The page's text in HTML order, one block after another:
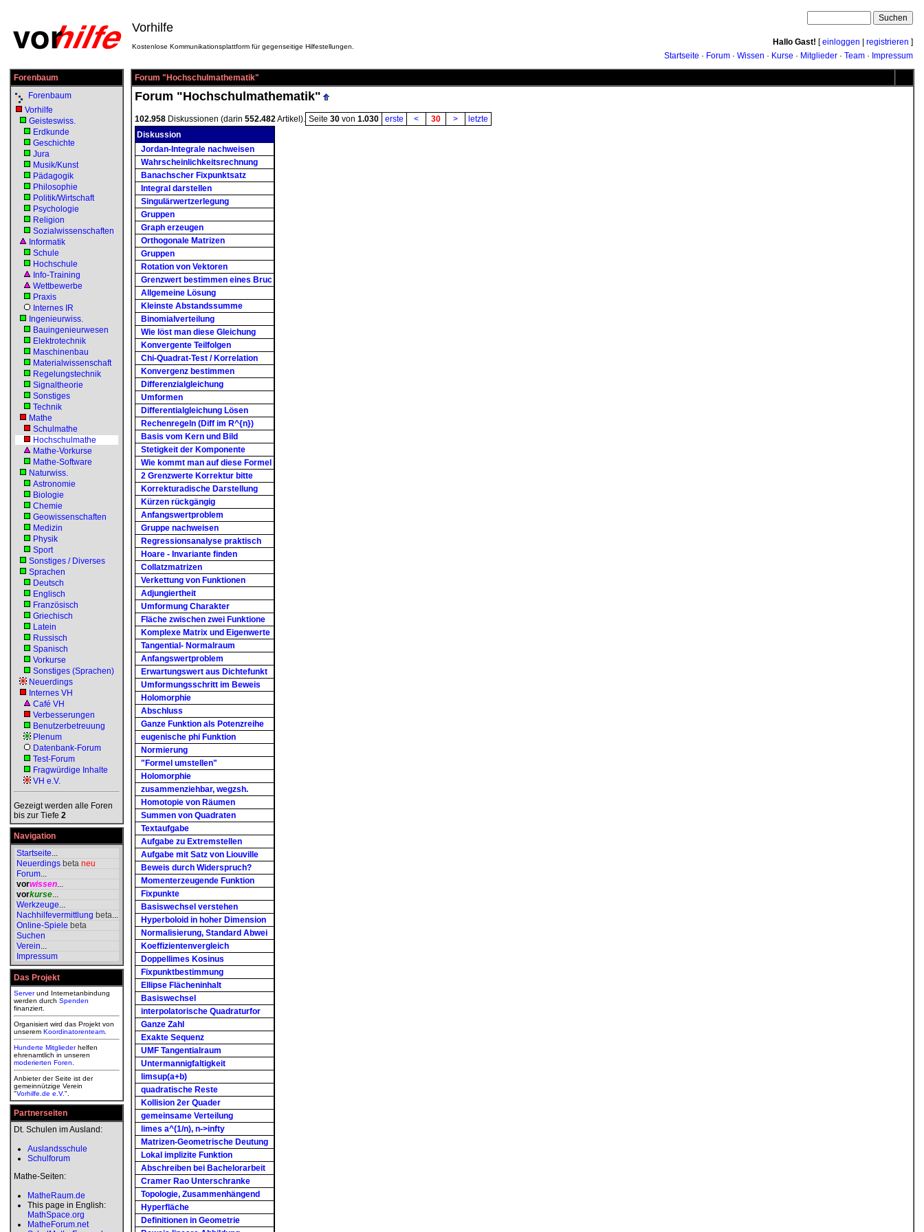
Vorhilfe
Kostenlose Kommunikationsplattform für gegenseitige Hilfestellungen. Hallo Gast! [einloggen registrieren ]
Startseite · Forum · Wissen · Kurse · Mitglieder · Team · Impressum
Forenbaum
Forenbaum
Vorhilfe
Geisteswiss.
Erdkunde
Geschichte
Jura
Musik/Kunst
Pädagogik
Philosophie
Politik/Wirtschaft
Psychologie
Religion
Sozialwissenschaften
Informatik
Schule
Hochschule
Info-Training
Wettbewerbe
Praxis
Internes IR
Ingenieurwiss.
Bauingenieurwesen
Elektrotechnik
Maschinenbau
Materialwissenschaft
Regelungstechnik
Signaltheorie
Sonstiges
Technik
Mathe
Schulmathe
Hochschulmathe
Mathe-Vorkurse
Mathe-Software
Naturwiss.
Astronomie
Biologie
Chemie
Geowissenschaften
Medizin
Physik
Sport
Sonstiges / Diverses
Sprachen
Deutsch
Englisch
Französisch
Griechisch
Latein
Russisch
Spanisch
Vorkurse
Sonstiges (Sprachen)
Neuerdings
Internes VH
Café VH
Verbesserungen
Benutzerbetreuung
Plenum
Datenbank-Forum
Test-Forum
Fragwürdige Inhalte
VH e.V.
Gezeigt werden alle Foren
bis zur Tiefe 2
Navigation
Startseite...
Neuerdings beta neu
Forum...
vorwissen...
vorkurse...
Werkzeuge...
Nachhilfevermittlung beta...
Online-Spiele beta
Suchen
Verein...
Impressum
Das Projekt
Serverund Internetanbindung
werden durch Spenden
finanziert.
Organisiert wird das Projekt von
unserem Koordinatorenteam
Hunderte Mitgliederhelfen
ehrenamtlich in unseren
moderierten Foren
Anbieter der Seite ist der
gemeinnützige Verein
"Vorhilfe.de e.V.".
Partnerseiten
Dt. Schulen im Ausland:
Auslandsschule
Schulforum
Mathe-Seiten:
MatheRaum.de
This page in English:
MathSpace.org
MatheForum.net
Forum "Hochschulmathematik"
Forum "Hochschulmathematik"
102.958 Diskussionen (darin 552.482Artikel). Seite 30 von 1.030 erste < 30 >
letzte
Diskussion
Jordan-Integrale nachweisen
Wahrscheinlichkeitsrechnung
Banachscher Fixpunktsatz
Integral darstellen
Singulärwertzerlegung
Gruppen
Graph erzeugen
Orthogonale Matrizen
Gruppen
Rotation von Vektoren
Grenzwert bestimmen eines Bruc
Allgemeine Lösung
Kleinste Abstandssumme
Binomialverteilung
Wie löst man diese Gleichung
Konvergente Teilfolgen
Chi-Quadrat-Test / Korrelation
Konvergenz bestimmen
Differenzialgleichung
Umformen
Differentialgleichung Lösen
Rechenregeln (Diff im R^{n})
Basis vom Kern und Bild
Stetigkeit der Komponente
Wie kommt man auf diese Formel
2 Grenzwerte Korrektur bitte
Korrekturadische Darstellung
Kürzen rückgängig
Anfangswertproblem
Gruppe nachweisen
Regressionsanalyse praktisch
Hoare - Invariante finden
Collatzmatrizen
Verkettung von Funktionen
Adjungiertheit
Umformung Charakter
Fläche zwischen zwei Funktione
Komplexe Matrix und Eigenwerte
Tangential- Normalraum
Anfangswertproblem
Erwartungswert aus Dichtefunkt
Umformungsschritt im Beweis
Holomorphie
Abschluss
Ganze Funktion als Potenzreihe
eugenische phi Funktion
Normierung
"Formel umstellen"
Holomorphie
zusammenziehbar, wegzsh.
Homotopie von Räumen
Summen von Quadraten
Textaufgabe
Aufgabe zu Extremstellen
Aufgabe mit Satz von Liouville
Beweis durch Widerspruch?
Momenterzeugende Funktion
Fixpunkte
Basiswechsel verstehen
Hyperboloid in hoher Dimension
Normalisierung, Standard Abwei
Koeffizientenvergleich
Doppellimes Kosinus
Fixpunktbestimmung
Ellipse Flächeninhalt
Basiswechsel
interpolatorische Quadraturfor
Ganze Zahl
Exakte Sequenz
UMF Tangentialraum
Untermannigfaltigkeit
limsup(a+b)
quadratische Reste
Kollision 2er Quader
gemeinsame Verteilung
limes a^(1/n), n->infty
Matrizen-Geometrische Deutung
Lokal implizite Funktion
Abschreiben bei Bachelorarbeit
Cramer Rao Unterschranke
Topologie, Zusammenhängend
Hyperfläche
Definitionen in Geometrie